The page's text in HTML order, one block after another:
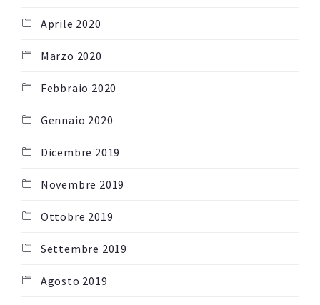
Aprile 2020
Marzo 2020
Febbraio 2020
Gennaio 2020
Dicembre 2019
Novembre 2019
Ottobre 2019
Settembre 2019
Agosto 2019